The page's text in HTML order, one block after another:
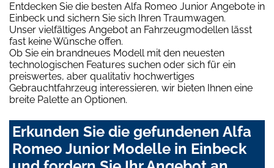
Entdecken Sie die besten Alfa Romeo Junior Angebote in
Einbeck und sichern Sie sich Ihren Traumwagen.
Unser vielfältiges Angebot an Fahrzeugmodellen lässt
fast keine Wünsche offen.
Ob Sie ein brandneues Modell mit den neuesten
technologischen Features suchen oder sich für ein
preiswertes, aber qualitativ hochwertiges
Gebrauchtfahrzeug interessieren, wir bieten Ihnen eine
breite Palette an Optionen.
Erkunden Sie die gefundenen Alfa
Romeo Junior Modelle in Einbeck